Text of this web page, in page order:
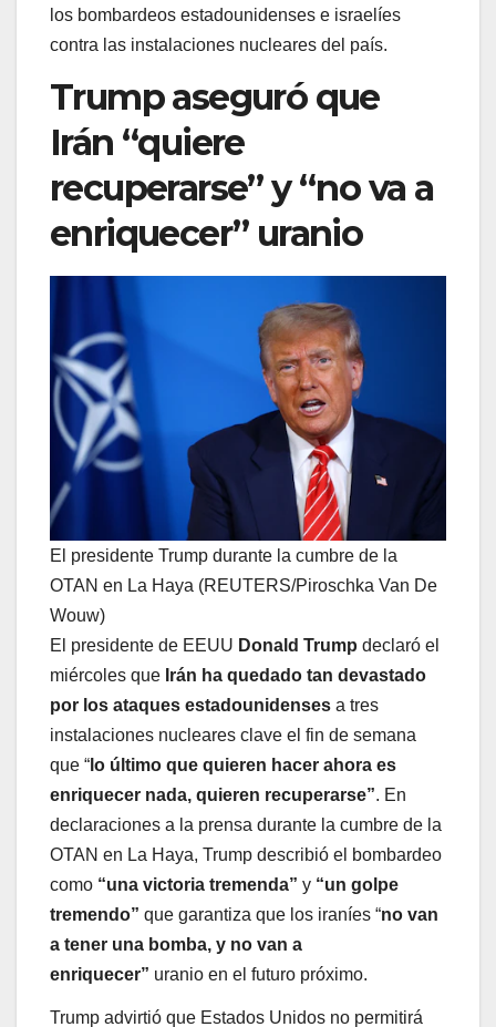
los bombardeos estadounidenses e israelíes
contra las instalaciones nucleares del país.
Trump aseguró que
Irán “quiere
recuperarse” y “no va a
enriquecer” uranio
El presidente Trump durante la cumbre de la
OTAN en La Haya (REUTERS/Piroschka Van De
Wouw)
El presidente de EEUU Donald Trump declaró el
miércoles que Irán ha quedado tan devastado
por los ataques estadounidenses a tres
instalaciones nucleares clave el fin de semana
que “ lo último que quieren hacer ahora es
enriquecer nada, quieren recuperarse”. En
declaraciones a la prensa durante la cumbre de la
OTAN en La Haya, Trump describió el bombardeo
como “una victoria tremenda” y “un golpe
tremendo” que garantiza que los iraníes “no van
a tener una bomba, y no van a
enriquecer” uranio en el futuro próximo.
Trump advirtió que Estados Unidos no permitirá